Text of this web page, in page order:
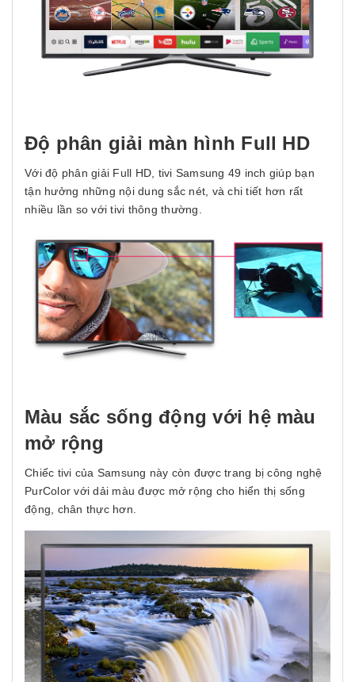
Độ phân giải màn hình Full HD
Với độ phân giải Full HD, tivi Samsung 49 inch giúp bạn
tận hưởng những nội dung sắc nét, và chi tiết hơn rất
nhiều lần so với tivi thông thường.
Màu sắc sống động với hệ màu
mở rộng
Chiếc tivi của Samsung này còn được trang bị công nghệ
PurColor với dải màu được mở rộng cho hiển thị sống
động, chân thực hơn.